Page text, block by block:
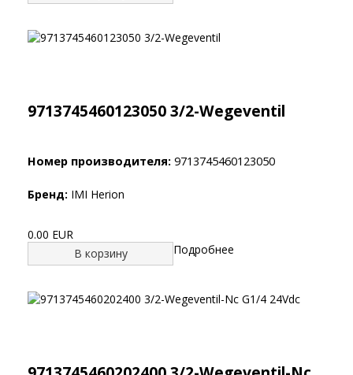
9713745460123050 3/2-Wegeventil
Номер производителя:9713745460123050
Бренд: IMI Herion
0.00 EUR
В корзину
Подробнее